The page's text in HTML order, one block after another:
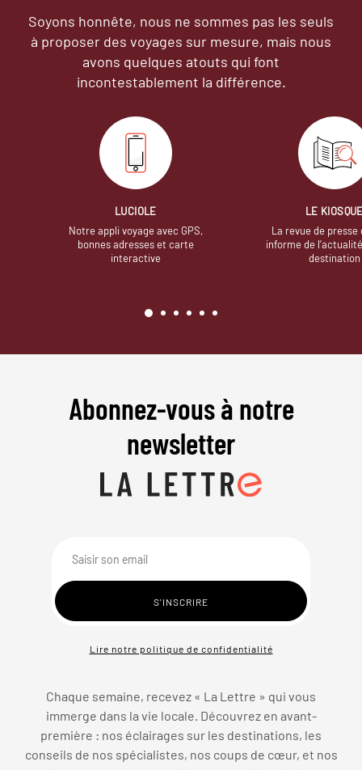
Soyons honnête, nous ne sommes pas les seuls
à proposer des voyages sur mesure, mais nous
avons quelques atouts qui font
incontestablement la différence.
LUCIOLE
Notre appli voyage avec GPS,
bonnes adresses et carte
interactive
LE
La revue de presse
informe de
destination
Abonnez-vous à notre
newsletter
Lire notre politique de confidentialité
Chaque semaine, recevez « La Lettre » qui vous
immerge dans la vie locale. Découvrez en avant-
première : nos éclairages sur les destinations, les
conseils de nos spécialistes, nos coups de cœur, et nos